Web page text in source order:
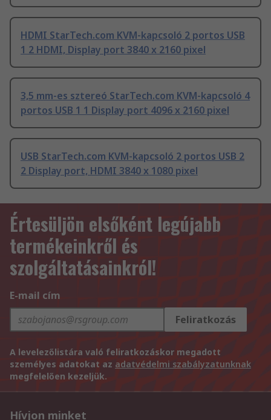
HDMI StarTech.com KVM-kapcsoló 2 portos USB
1 2 HDMI, Display port 3840 x 2160 pixel
3,5 mm-es sztereó StarTech.com KVM-kapcsoló 4
portos USB 1 1 Display port 4096 x 2160 pixel
USB StarTech.com KVM-kapcsoló 2 portos USB 2
2 Display port, HDMI 3840 x 1080 pixel
Értesüljön elsőként legújabb
termékeinkről és
szolgáltatásainkról!
E-mail cím
Feliratkozás
A levelezőlistára való feliratkozáskor megadott
személyes adatokat az adatvédelmi szabályzatunknak
megfelelően kezeljük.
Hívjon minket